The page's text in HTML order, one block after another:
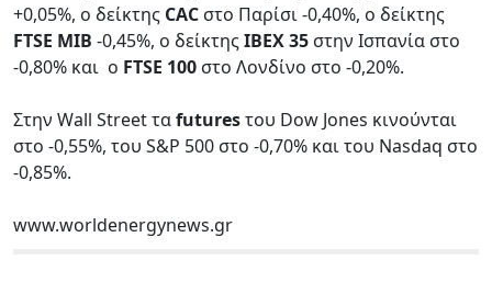
+0,05%, ο δείκτης CAC στο Παρίσι -0,40%, ο δείκτης
FTSE MIB -0,45%, ο δείκτηςIBEX 35 στην Ισπανία στο
-0,80% και ο FTSE 100 στο Λονδίνο στο -0,20%.
Στην Wall Street ταfuturesτου Dow Jones κινούνται
στο -0,55%, του S&P 500 στο -0,70% και του Nasdaq στο
-0,85%.
www.worldenergynews.gr